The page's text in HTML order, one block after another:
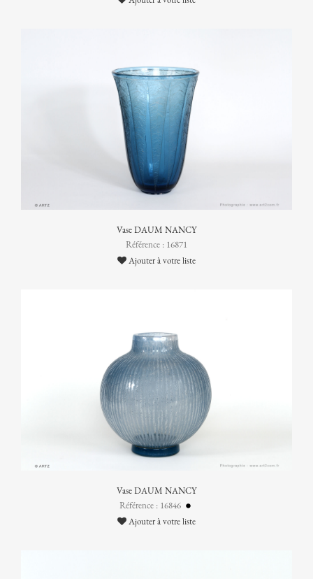
Vase DAUM NANCY
Référence : 16871
Ajouter à votre liste
Vase DAUM NANCY
Référence : 16846
Ajouter à votre liste